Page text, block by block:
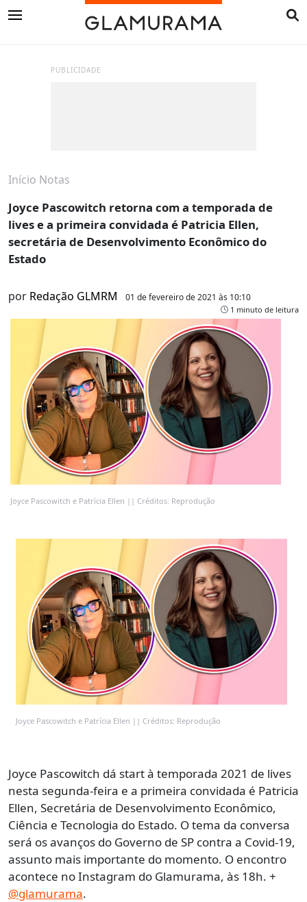
PUBLICIDADE
Início Notas
Joyce Pascowitch retorna com a temporada de
lives e a primeira convidada é Patricia Ellen,
secretária de Desenvolvimento Econômico do
Estado
por Redação GLMRM 01 de fevereiro de 2021 às 10:10
1 minuto de leitura
Joyce Pascowitch e Patrícia Ellen || Créditos: Reprodução
Joyce Pascowitch e Patrícia Ellen || Créditos: Reprodução
Joyce Pascowitch dá start à temporada 2021 de lives
nesta segunda-feira e a primeira convidada é Patricia
Ellen, Secretária de Desenvolvimento Econômico,
Ciência e Tecnologia do Estado. O tema da conversa
será os avanços do Governo de SP contra a Covid-19,
assunto mais importante do momento. O encontro
acontece no Instagram do Glamurama, às 18h. +
@glamurama.